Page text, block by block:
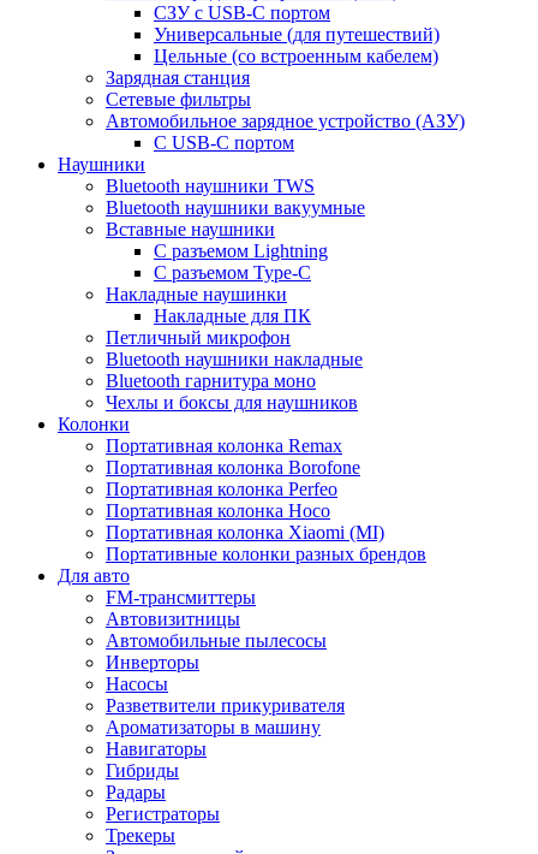
СЗУ с USB-C портом
Универсальные (для путешествий)
Цельные (со встроенным кабелем)
Зарядная станция
Сетевые фильтры
Автомобильное зарядное устройство (АЗУ)
C USB-C портом
Наушники
Bluetooth наушники TWS
Bluetooth наушники вакуумные
Вставные наушники
C разъемом Lightning
C разъемом Type-C
Накладные наушинки
Накладные для ПК
Петличный микрофон
Bluetooth наушники накладные
Bluetooth гарнитура моно
Чехлы и боксы для наушников
Колонки
Портативная колонка Remax
Портативная колонка Borofone
Портативная колонка Perfeo
Портативная колонка Hoco
Портативная колонка Xiaomi (MI)
Портативные колонки разных брендов
Для авто
FM-трансмиттеры
Автовизитницы
Автомобильные пылесосы
Инверторы
Насосы
Разветвители прикуривателя
Ароматизаторы в машину
Навигаторы
Гибриды
Радары
Регистраторы
Трекеры